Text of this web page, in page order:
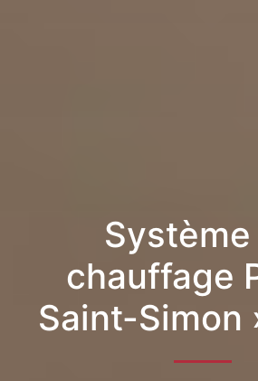
chauffage
Saint-Simon